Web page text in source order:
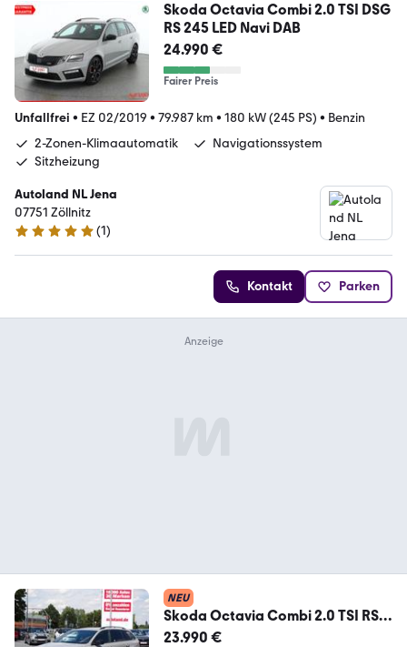
Skoda Octavia Combi 2.0 TSI DSG
RS 245 LED Navi DAB
24.990 €
Fairer Preis
Unfallfrei • EZ 02/2019 • 79.987 km • 180 kW (245 PS) • Benzin
2-Zonen-Klimaautomatik
Navigationssystem
Sitzheizung
Autoland NL Jena
07751 Zöllnitz
5 Sterne
(1)
Kontakt Parken
NEU
Skoda Octavia Combi 2.0 TSI RS
245 Navi Kamera Sitzhei
23.990 €